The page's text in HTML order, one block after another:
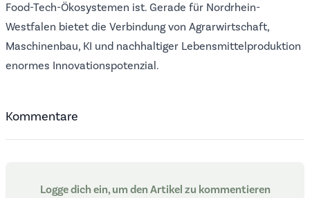
Food-Tech-Ökosystemen ist. Gerade für Nordrhein-
Westfalen bietet die Verbindung von Agrarwirtschaft,
Maschinenbau, KI und nachhaltiger Lebensmittelproduktion
enormes Innovationspotenzial.
Kommentare
Logge dich ein, um den Artikel zu kommentieren